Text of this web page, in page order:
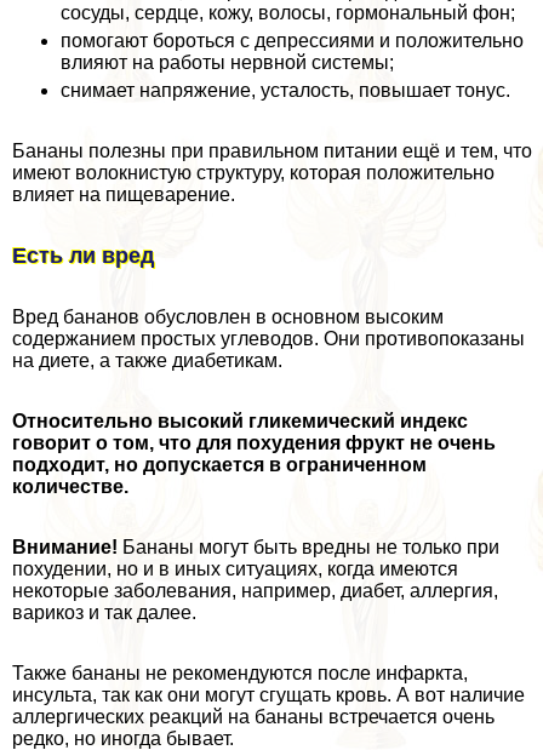
сосуды, сердце, кожу, волосы, гормональный фон;
помогают бороться с депрессиями и положительно
влияют на работы нервной системы;
снимает напряжение, усталость, повышает тонус.
Бананы полезны при правильном питании ещё и тем, что
имеют волокнистую структуру, которая положительно
влияет на пищеварение.
Есть ли вред
Вред бананов обусловлен в основном высоким
содержанием простых углеводов. Они противопоказаны
на диете, а также диабетикам.
Относительно высокий гликемический индекс
говорит о том, что для похудения фрукт не очень
подходит, но допускается в ограниченном
количестве.
Внимание! Бананы могут быть вредны не только при
похудении, но и в иных ситуациях, когда имеются
некоторые заболевания, например, диабет, аллергия,
варикоз и так далее.
Также бананы не рекомендуются после инфаркта,
инсульта, так как они могут сгущать кровь. А вот наличие
аллергических реакций на бананы встречается очень
редко, но иногда бывает.